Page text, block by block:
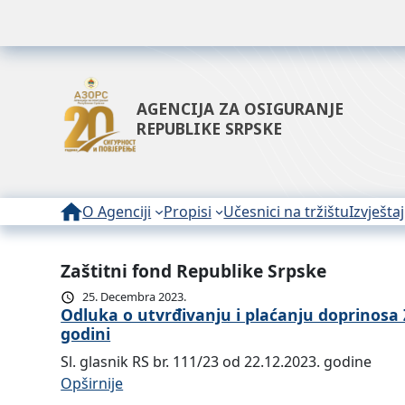
AGENCIJA ZA OSIGURANJE
REPUBLIKE SRPSKE
O Agenciji Propisi Učesnici na tržištu
Zaštitni fond Republike Srpske
25. Decembra 2023.
Odluka o utvrđivanju i plaćanju doprinosa
godini
Sl. glasnik RS br. 111/23 od 22.12.2023. godine
Opširnije: